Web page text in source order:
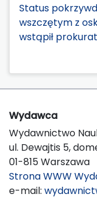
Status
wszczętym z
wstąpił
Wydawca
Wydawnictwo
ul. Dewajtis 5,
01-815 Warszawa
Strona WWW
e-mail: